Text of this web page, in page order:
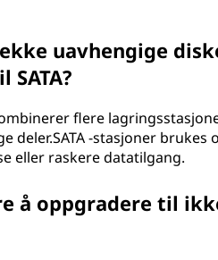
uavhengige
flere
deler.SATA -stasjoner
eller raskere datatilgang.
å oppgradere til